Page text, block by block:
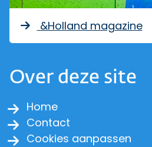
&Holland magazine
Over deze site
Home
Contact
Cookies aanpassen